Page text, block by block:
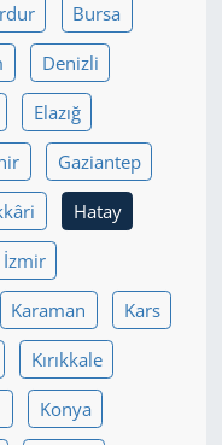
Bursa
Denizli
Elazığ
Gaziantep
Hatay
İzmir
Karaman Kars
Kırıkkale
Konya